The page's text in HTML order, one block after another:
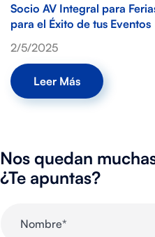
Socio AV Integral para
para el Éxito de tus Eventos
2/5/2025
Leer Más
Nos quedan
¿Te apuntas?